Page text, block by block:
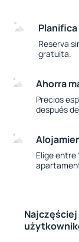
Reserva
gratuita.
Ahorra
Precios
después
Elige entre